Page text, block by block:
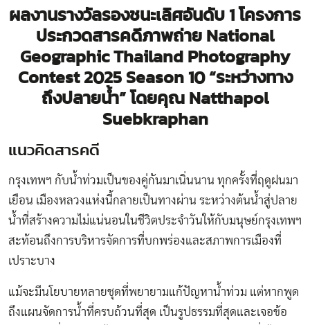
ผลงานรางวัลรองชนะเลิศอันดับ 1 โครงการ
ประกวดสารคดีภาพถ่าย National
Geographic Thailand Photography
Contest 2025 Season 10 “ระหว่างทาง
ถึงปลายน้ำ” โดยคุณ Natthapol
Suebkraphan
แนวคิดสารคดี
กรุงเทพฯ กับน้ำท่วมเป็นของคู่กันมาเนิ่นนาน ทุกครั้งที่ฤดูฝนมา
เยือน เมืองหลวงแห่งนี้กลายเป็นทางผ่าน ระหว่างต้นน้ำสู่ปลาย
น้ำที่สร้างความไม่แน่นอนในชีวิตประจำวันให้กับมนุษย์กรุงเทพฯ
สะท้อนถึงการบริหารจัดการที่บกพร่องและสภาพการเมืองที่
เปราะบาง
แม้จะมีนโยบายหลายชุดที่พยายามแก้ปัญหาน้ำท่วม แต่หากพูด
ถึงแผนจัดการน้ำที่ครบถ้วนที่สุด เป็นรูปธรรมที่สุดและเจอข้อ